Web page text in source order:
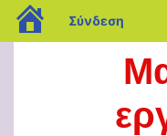
blogs.sch.gr
Σύνδεση